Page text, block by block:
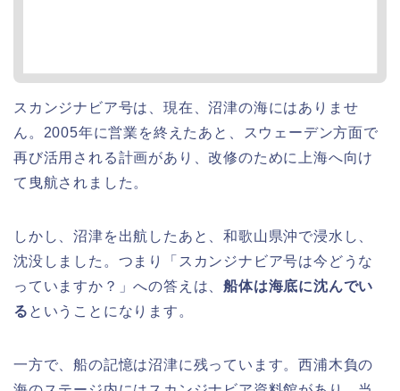
スカンジナビア号は、現在、沼津の海にはありませ
ん。2005年に営業を終えたあと、スウェーデン方面で
再び活用される計画があり、改修のために上海へ向け
て曳航されました。
しかし、沼津を出航したあと、和歌山県沖で浸水し、
沈没しました。つまり「スカンジナビア号は今どうな
っていますか？」への答えは、船体は海底に沈んでい
る ということになります。
一方で、船の記憶は沼津に残っています。西浦木負の